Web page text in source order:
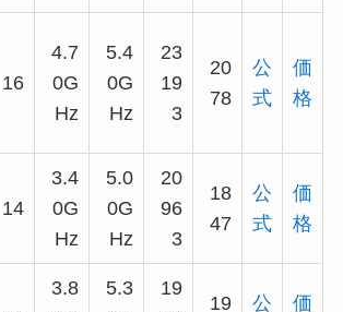
16
4.7
0G
Hz
5.4
0G
Hz
23
19
3
20
78
公
式
価
格
14
3.4
0G
Hz
5.0
0G
Hz
20
96
3
18
47
公
式
価
格
3.8
5.3
19
19
公
価